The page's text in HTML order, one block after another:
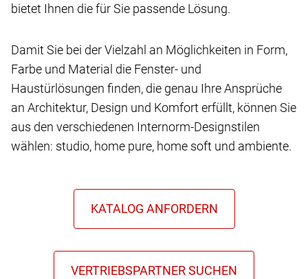
bietet Ihnen die für Sie passende Lösung.
Damit Sie bei der Vielzahl an Möglichkeiten in Form,
Farbe und Material die Fenster- und
Haustürlösungen finden, die genau Ihre Ansprüche
an Architektur, Design und Komfort erfüllt, können Sie
aus den verschiedenen Internorm-Designstilen
wählen: studio, home pure, home soft und ambiente.